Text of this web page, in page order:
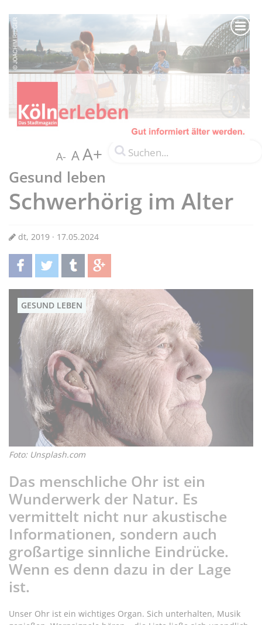
A- AA+
Gesund leben
Schwerhörig im Alter
dt, 2019 · 17.05.2024
teilentwittern teilen teilen
GESUND LEBEN
Foto: Unsplash.com
Das menschliche Ohr ist ein
Wunderwerk der Natur. Es
vermittelt nicht nur akustische
Informationen, sondern auch
großartige sinnliche Eindrücke.
Wenn es denn dazu in der Lage
ist.
Unser Ohr ist ein wichtiges Organ. Sich unterhalten, Musik